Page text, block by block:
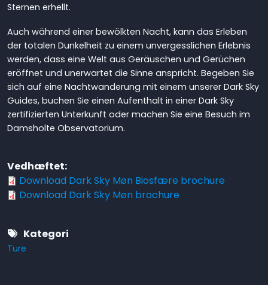
Sternen erhellt.
Auch während einer bewölkten Nacht, kann das Erleben
der totalen Dunkelheit zu einem unvergesslichen Erlebnis
werden, dass eine Welt aus Geräuschen und Gerüchen
eröffnet und unerwartet die Sinne anspricht. Begeben Sie
sich auf eine Nachtwanderung mit einem unserer Dark Sky
Guides, buchen Sie einen Aufenthalt in einer Dark Sky
zertifizierten Unterkunft oder machen Sie eine Besuch im
Damsholte Observatorium.
Vedhæftet
Download Dark Sky Møn Biosfære brochure
Download Dark Sky Møn brochure
Kategori
Ture